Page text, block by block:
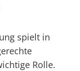
spielt in
Rolle.